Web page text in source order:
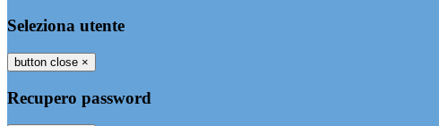
Seleziona utente
button close ×
Recupero password